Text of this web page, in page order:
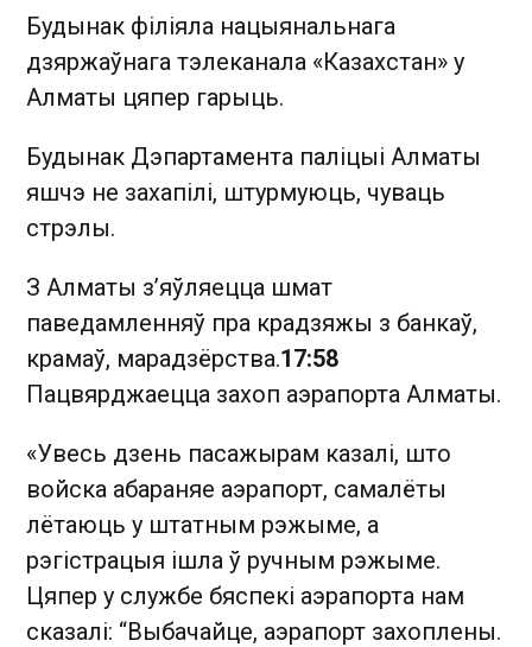
Будынак філіяла нацыянальнага
дзяржаўнага тэлеканала «Казахстан» у
Алматы цяпер гарыць.
Будынак Дэпартамента паліцыі Алматы
яшчэ не захапілі, штурмуюць, чуваць
стрэлы.
З Алматы з’яўляецца шмат
паведамленняў пра крадзяжы з банкаў,
крамаў, марадзёрства.17:58
Пацвярджаецца захоп аэрапорта Алматы.
«Увесь дзень пасажырам казалі, што
войска абараняе аэрапорт, самалёты
лётаюць у штатным рэжыме, а
рэгістрацыя ішла ў ручным рэжыме.
Цяпер у службе бяспекі аэрапорта нам
сказалі: “Выбачайце, аэрапорт захоплены.